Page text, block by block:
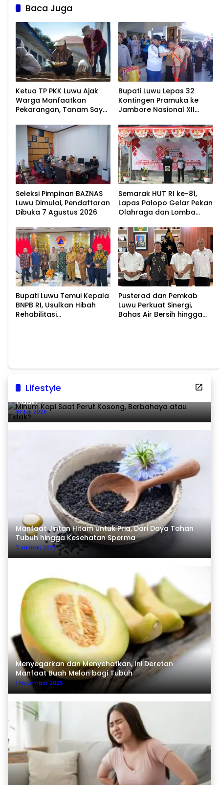
Baca Juga
Ketua TP PKK Luwu Ajak
Warga Manfaatkan
Pekarangan, Tanam Sayur
Bupati Luwu Lepas 32
Kontingen Pramuka ke
Jambore Nasional XII
Seleksi Pimpinan BAZNAS
Luwu Dimulai, Pendaftaran
Dibuka 7 Agustus 2026
Semarak HUT RI ke-81,
Lapas Palopo Gelar Pekan
Olahraga dan Lomba
Bupati Luwu Temui Kepala
BNPB RI, Usulkan Hibah
Rehabilitasi
Pusterad dan Pemkab
Luwu Perkuat Sinergi,
Bahas Air Bersih hingga
Lifestyle
Minum Kopi Saat Perut Kosong, Berbahaya atau
Tidak?
31 Juli 2026
Manfaat Jintan Hitam untuk Pria, Dari Daya Tahan
Tubuh hingga Kesehatan Sperma
7 Januari 2026
Menyegarkan dan Menyehatkan, Ini Deretan
Manfaat Buah Melon bagi Tubuh
1 November 2025